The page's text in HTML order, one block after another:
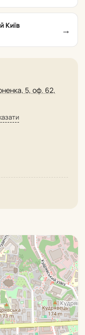
Київ →
5, оф. 62,